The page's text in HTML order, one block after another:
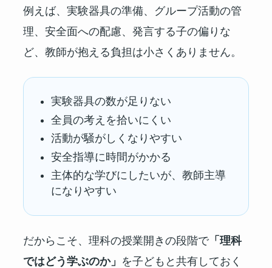
例えば、実験器具の準備、グループ活動の管
理、安全面への配慮、発言する子の偏りな
ど、教師が抱える負担は小さくありません。
実験器具の数が足りない
全員の考えを拾いにくい
活動が騒がしくなりやすい
安全指導に時間がかかる
主体的な学びにしたいが、教師主導
になりやすい
だからこそ、理科の授業開きの段階で「理科
ではどう学ぶのか」 を子どもと共有しておく